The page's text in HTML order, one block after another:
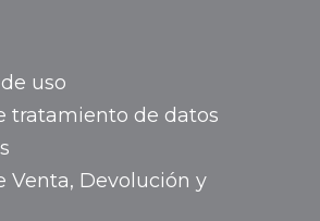
uso
tratamiento de datos
Venta, Devolución y